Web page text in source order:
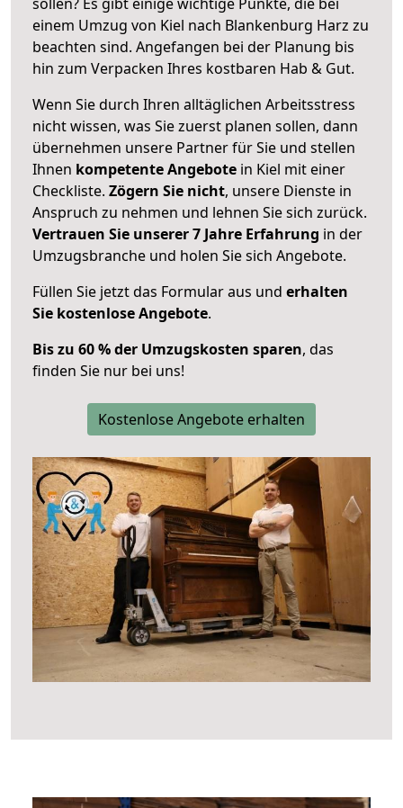
einem Umzug von Kiel nach Blankenburg Harz zu
beachten sind. Angefangen bei der Planung bis
hin zum Verpacken Ihres kostbaren Hab & Gut.
Wenn Sie durch Ihren alltäglichen Arbeitsstress
nicht wissen, was Sie zuerst planen sollen, dann
übernehmen unsere Partner für Sie und stellen
Ihnen kompetente Angebote in Kiel mit einer
Checkliste. Zögern Sie nicht, unsere Dienste in
Anspruch zu nehmen und lehnen Sie sich zurück.
Vertrauen Sie unserer 7 Jahre Erfahrung in der
Umzugsbranche und holen Sie sich Angebote.
Füllen Sie jetzt das Formular aus und erhalten
Sie kostenlose Angebote.
Bis zu 60 % der Umzugskosten sparen, das
finden Sie nur bei uns!
Kostenlose Angebote erhalten